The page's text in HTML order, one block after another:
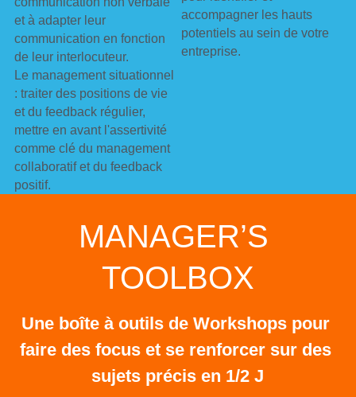
et à adapter leur
communication en fonction
de leur interlocuteur.
Le management situationnel
: traiter des positions de vie
et du feedback régulier,
mettre en avant l'assertivité
comme clé du management
collaboratif et du feedback
positif.
accompagner les hauts
potentiels au sein de votre
entreprise.
MANAGER’S
TOOLBOX
Une boîte à outils de Workshops pour
faire des focus et se renforcer sur des
sujets précis en 1/2 J